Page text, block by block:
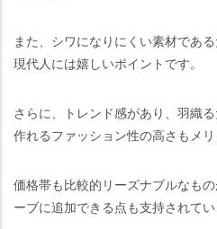
また、シワになりにくい素材であ
現代人には嬉しいポイントです。
さらに、トレンド感があり、羽織
作れるファッション性の高さもメリ
価格帯も比較的リーズナブルなも
ーブに追加できる点も支持されてい